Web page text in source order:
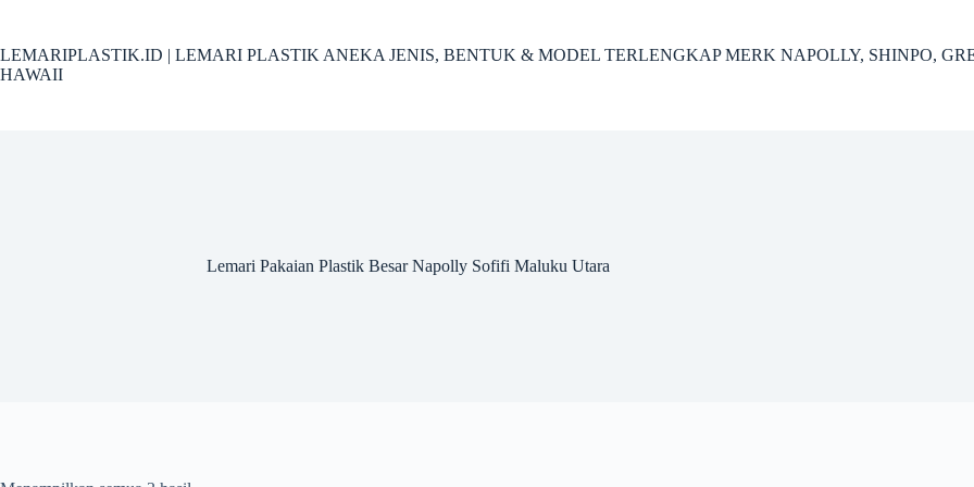
content
LEMARIPLASTIK.ID | LEMARI PLASTIK ANEKA JENIS, BENTUK & MODEL TERLENGKAP MERK NAPOLLY, SHINPO,
HAWAII
Lemari Pakaian Plastik Besar Napolly Sofifi Maluku Utara